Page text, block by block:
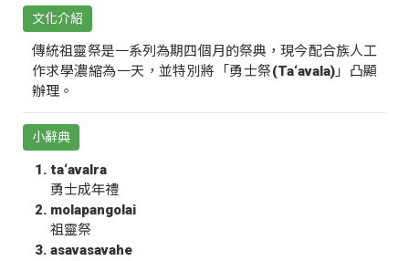
文化介紹
傳統祖靈祭是一系列為期四個月的祭典，現今配合族人工
作求學濃縮為一天，並特別將「勇士祭(Ta‘avala)」凸顯
辦理。
小辭典
ta‘avalra
勇士成年禮
molapangolai
祖靈祭
asavasavahe